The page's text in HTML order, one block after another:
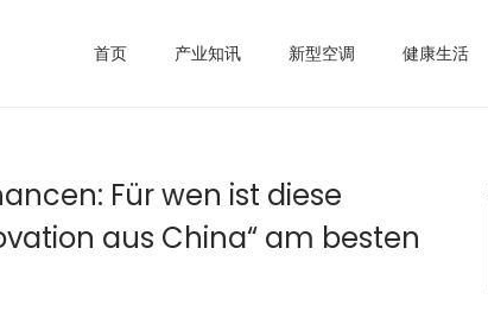
首页 产业知讯 新型空调 健康生活
Für wen ist diese
aus China“ am besten